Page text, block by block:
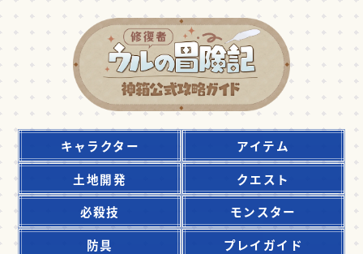
キャラクター
アイテム
土地開発
クエスト
必殺技
モンスター
防具
プレイガイド